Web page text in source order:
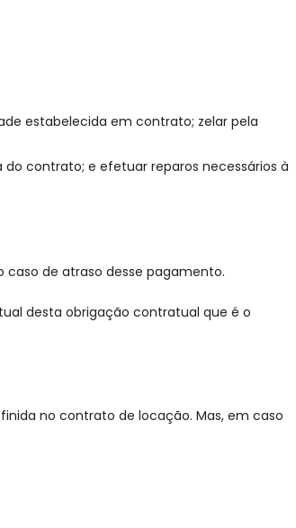
estabelecida em contrato; zelar pela
contrato; e efetuar reparos necessários à
de atraso desse pagamento.
desta obrigação contratual que é o
no contrato de locação. Mas, em caso